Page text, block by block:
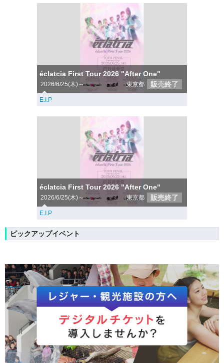
éclatcia First Tour 2026 "After One"
2026/6/25(木)～ 東京都 販売終了
E.I.P
éclatcia First Tour 2026 "After One"
2026/6/25(木)～ 東京都 販売終了
E.I.P
ピックアップイベント